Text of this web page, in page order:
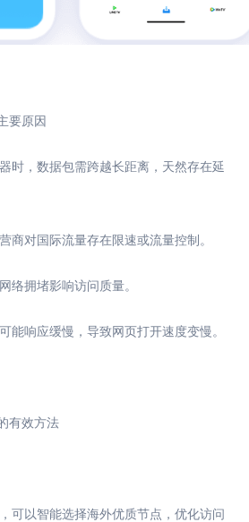
要原因
时，数据包需跨越长距离，天然存在延
商对国际流量存在限速或流量控制。
络拥堵影响访问质量。
能响应缓慢，导致网页打开速度变慢。
有效方法
可以智能选择海外优质节点，优化访问